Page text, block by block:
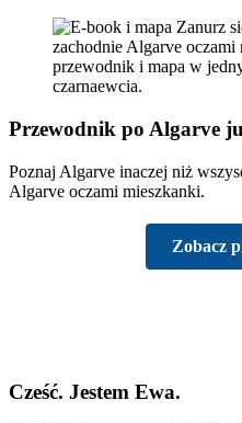
Przewodnik po Algarve
Poznaj Algarve inaczej niż
Algarve oczami mieszkanki.
Zobacz
Cześć. Jestem Ewa.